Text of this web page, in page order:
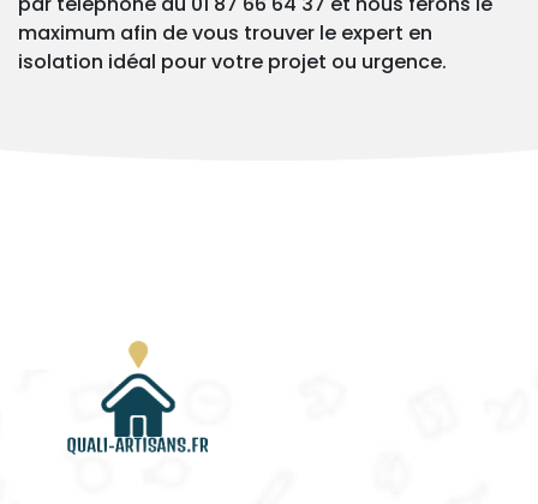
maximum afin de vous trouver le expert en
isolation idéal pour votre projet ou urgence.